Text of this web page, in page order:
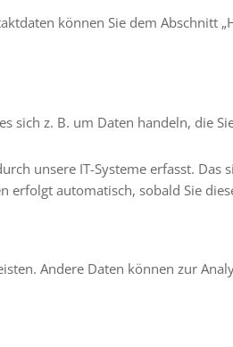
können Sie dem Abschnitt
sich z. B. um Daten handeln, die
unsere IT-Systeme erfasst. Das
erfolgt automatisch, sobald Sie
Andere Daten können zur